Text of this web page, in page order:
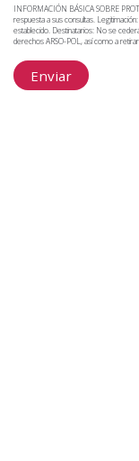
INFORMACIÓN BÁSICA SOBRE
respuesta a sus consultas.
establecido. Destinatarios: No se
derechos ARSO-POL, así como a
Enviar